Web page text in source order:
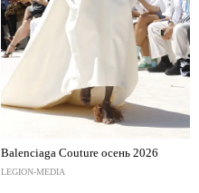
Balenciaga Couture осень 2026
LEGION-MEDIA